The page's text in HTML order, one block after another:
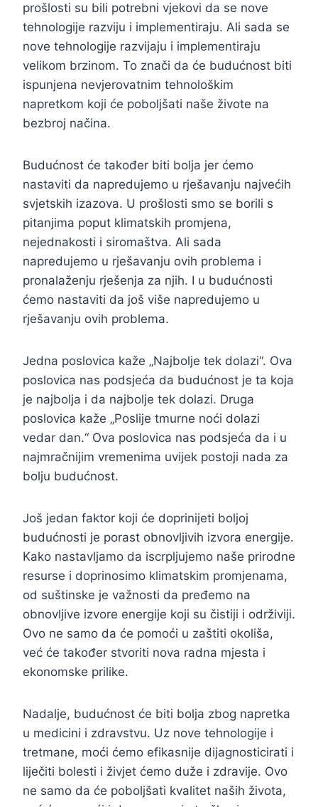
prošlosti su bili potrebni vjekovi da se nove
tehnologije razviju i implementiraju. Ali sada se
nove tehnologije razvijaju i implementiraju
velikom brzinom. To znači da će budućnost biti
ispunjena nevjerovatnim tehnološkim
napretkom koji će poboljšati naše živote na
bezbroj načina.
Budućnost će također biti bolja jer ćemo
nastaviti da napredujemo u rješavanju najvećih
svjetskih izazova. U prošlosti smo se borili s
pitanjima poput klimatskih promjena,
nejednakosti i siromaštva. Ali sada
napredujemo u rješavanju ovih problema i
pronalaženju rješenja za njih. I u budućnosti
ćemo nastaviti da još više napredujemo u
rješavanju ovih problema.
Jedna poslovica kaže „Najbolje tek dolazi“. Ova
poslovica nas podsjeća da budućnost je ta koja
je najbolja i da najbolje tek dolazi. Druga
poslovica kaže „Poslije tmurne noći dolazi
vedar dan.“ Ova poslovica nas podsjeća da i u
najmračnijim vremenima uvijek postoji nada za
bolju budućnost.
Još jedan faktor koji će doprinijeti boljoj
budućnosti je porast obnovljivih izvora energije.
Kako nastavljamo da iscrpljujemo naše prirodne
resurse i doprinosimo klimatskim promjenama,
od suštinske je važnosti da pređemo na
obnovljive izvore energije koji su čistiji i održiviji.
Ovo ne samo da će pomoći u zaštiti okoliša,
već će također stvoriti nova radna mjesta i
ekonomske prilike.
Nadalje, budućnost će biti bolja zbog napretka
u medicini i zdravstvu. Uz nove tehnologije i
tretmane, moći ćemo efikasnije dijagnosticirati i
liječiti bolesti i živjet ćemo duže i zdravije. Ovo
ne samo da će poboljšati kvalitet naših života,